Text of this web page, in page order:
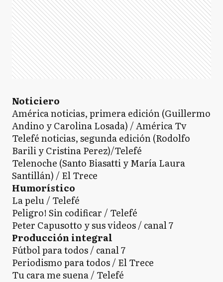
Noticiero
América noticias, primera edición (Guillermo
Andino y Carolina Losada) / América Tv
Telefé noticias, segunda edición (Rodolfo
Barili y Cristina Perez)/Telefé
Telenoche (Santo Biasatti y María Laura
Santillán) / El Trece
Humorístico
La pelu / Telefé
Peligro! Sin codificar / Telefé
Peter Capusotto y sus videos / canal 7
Producción integral
Fútbol para todos / canal 7
Periodismo para todos / El Trece
Tu cara me suena / Telefé